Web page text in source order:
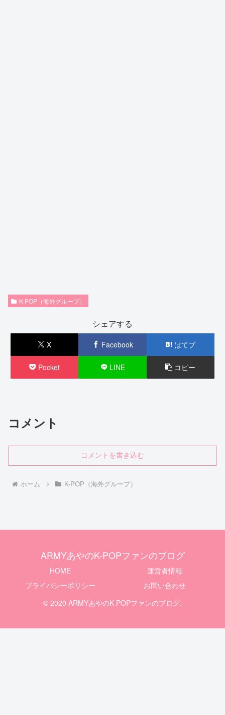
K-POP（海外グループ）
シェアする
X Facebook はてブ
Pocket LINE コピー
コメント
コメントを書き込む
ホーム K-POP（海外グループ）
ARMYあやのK-POPファンのブログ
HOME
運営者情報
プライバシーポリシー
お問い合わせ
© 2020 ARMYあやのK-POPファンのブログ.